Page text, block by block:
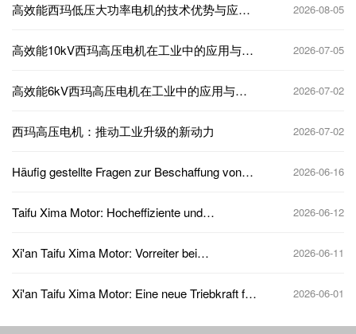
高效能西玛低压大功率电机的技术优势与应用
2026-08-05
高效能10kV西玛高压电机在工业中的应用与优
2026-07-05
高效能6kV西玛高压电机在工业中的应用与优
2026-07-02
西玛高压电机：推动工业升级的新动力 2026-07-02
Häufig gestellte Fragen zur Beschaffung von
Vertragspunkte – alles im Überblick
2026-06-16
Taifu Xima Motor: Hocheffiziente und
2026-06-12
Xi'an Taifu Xima Motor: Vorreiter bei
2026-06-11
Xi'an Taifu Xima Motor: Eine neue Triebkraft für
2026-06-01